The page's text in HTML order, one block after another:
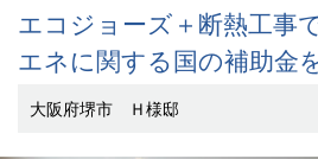
エコジョーズ＋断熱工事
エネに関する国の補助金
大阪府堺市 Ｈ様邸